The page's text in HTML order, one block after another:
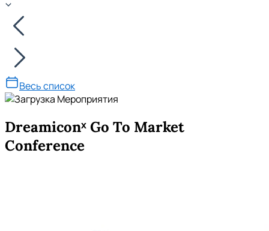
Весь список
Dreamiconˣ Go To Market
Conference